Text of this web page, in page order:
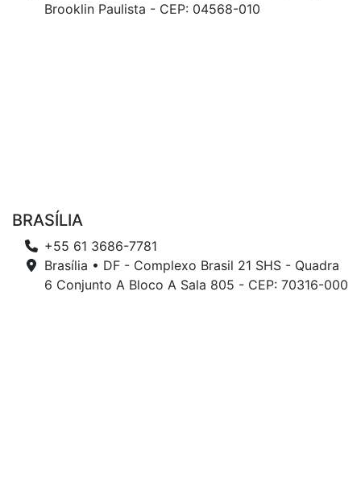
Brooklin Paulista - CEP: 04568-010
BRASÍLIA
+55 61 3686-7781
Brasília • DF - Complexo Brasil 21 SHS - Quadra
6 Conjunto A Bloco A Sala 805 - CEP: 70316-000